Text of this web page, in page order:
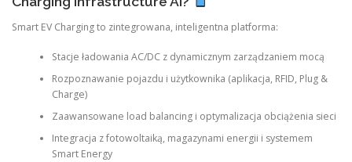
Smart EV Charging to zintegrowana, inteligentna platforma:
Stacje ładowania AC/DC z dynamicznym zarządzaniem mocą
Rozpoznawanie pojazdu i użytkownika (aplikacja, RFID, Plug &
Charge)
Zaawansowane load balancing i optymalizacja obciążenia sieci
Integracja z fotowoltaiką, magazynami energii i systemem
Smart Energy